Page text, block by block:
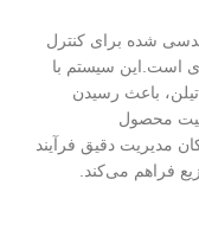
شده برای کنترل
است.این سیستم با
باعث رسیدن
محصول
مدیریت دقیق فرآیند
فراهم می‌کند.